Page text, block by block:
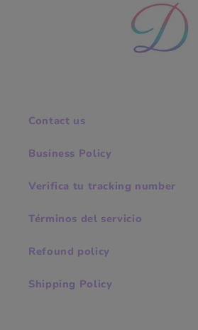
Contact us
Business Policy
Verifica tu tracking number
Términos del servicio
Refound policy
Shipping Policy